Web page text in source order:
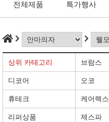
전체제품 특가행사
상위 카테고리 브람스
디코어 오코
휴테크 케어렉스
리퍼상품 제스파